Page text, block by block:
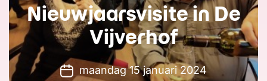
Nieuwjaarsvisite in De
Vijverhof
maandag 15 januari 2024